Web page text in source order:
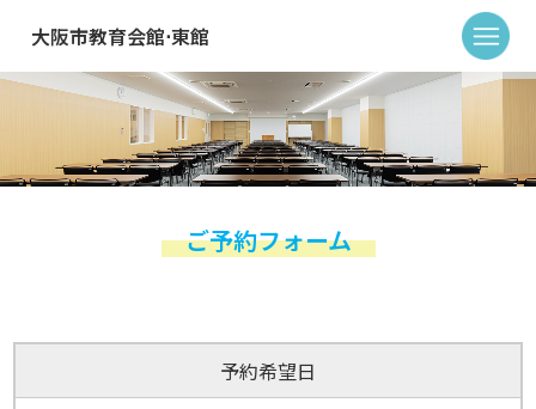
大阪市教育会館⋅東館
ご予約フォーム
予約希望日